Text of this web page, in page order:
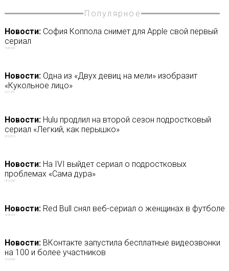
Популярное
Новости:София Коппола снимет для Apple свой первый
сериал
13/05/2020
Новости:Одна из «Двух девиц на мели» изобразит
«Кукольное лицо»
24/11/2017
Новости:Hulu продлил на второй сезон подростковый
сериал «Легкий, как перышко»
23/02/2019
Новости:На IVI выйдет сериал о подростковых
проблемах «Сама дура»
28/10/2020
Новости:Red Bull снял веб-сериал о женщинах в футболе
16/03/2018
Новости:ВКонтакте запустила бесплатные видеозвонки
на 100 и более участников
12/09/2020